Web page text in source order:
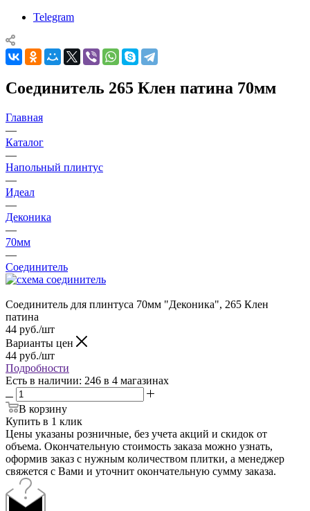
Telegram
Соединитель 265 Клен патина 70мм
Главная
—
Каталог
—
Напольный плинтус
—
Идеал
—
Деконика
—
70мм
—
Соединитель
Соединитель для плинтуса 70мм "Деконика", 265 Клен
патина
44 руб./шт
Варианты цен
44 руб./шт
Подробности
Есть в наличии: 246 в 4 магазинах
В корзину
Купить в 1 клик
Цены указаны розничные, без учета акций и скидок от
объема. Окончательную стоимость заказа можно узнать,
оформив заказ с нужным количеством плитки, а менеджер
свяжется с Вами и уточнит окончательную сумму заказа.